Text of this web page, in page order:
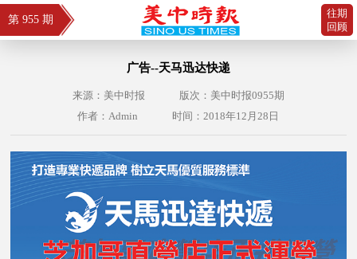
第 955 期
往期
回顾
广告--天马迅达快递
来源：美中时报
版次：美中时报0955期
作者：Admin
时间：2018年12月28日